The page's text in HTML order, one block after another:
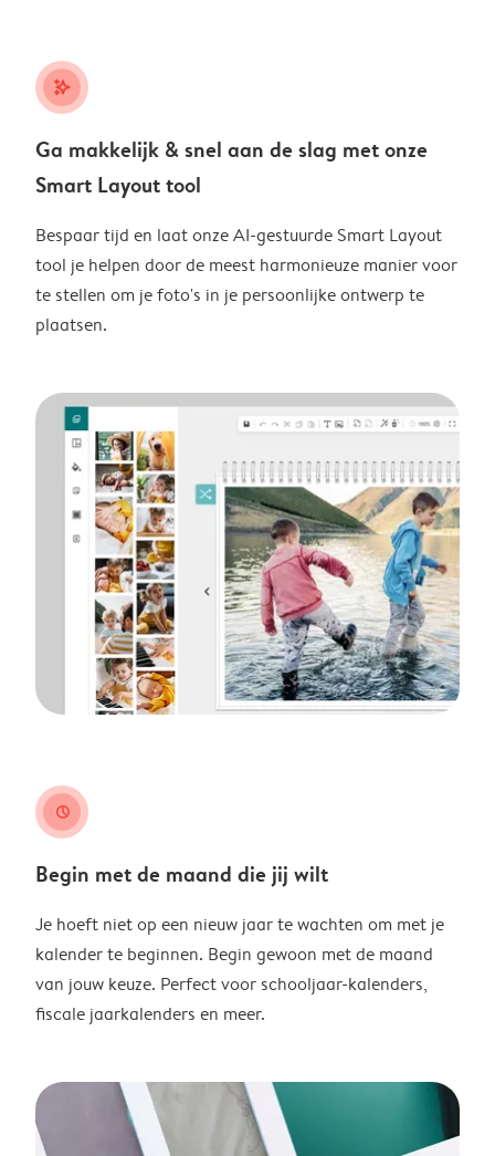
stars_plus
Ga makkelijk & snel aan de slag met onze
Smart Layout tool
Bespaar tijd en laat onze AI-gestuurde Smart Layout
tool je helpen door de meest harmonieuze manier voor
te stellen om je foto's in je persoonlijke ontwerp te
plaatsen.
clock
Begin met de maand die jij wilt
Je hoeft niet op een nieuw jaar te wachten om met je
kalender te beginnen. Begin gewoon met de maand
van jouw keuze. Perfect voor schooljaar-kalenders,
fiscale jaarkalenders en meer.